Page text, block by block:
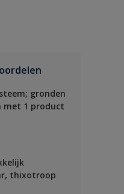
gronden
met 1 product
thixotroop